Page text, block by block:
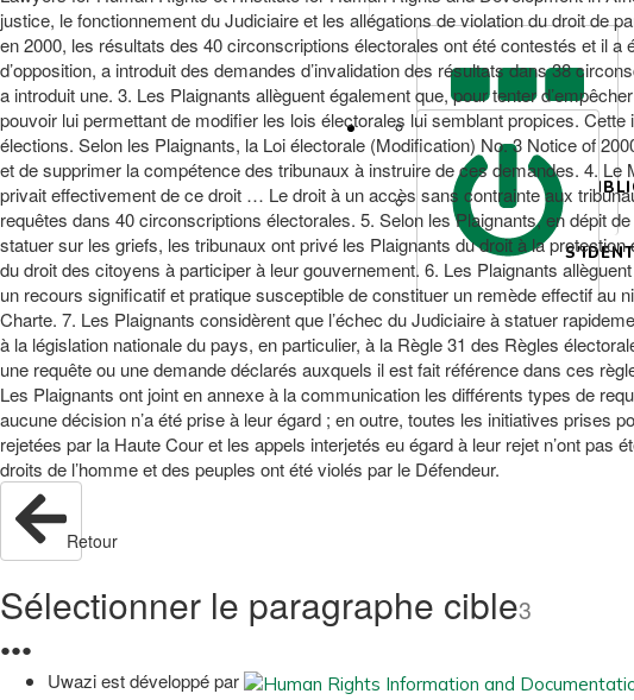
justice, le fonctionnement du Judiciaire et les allégations de violation du droit de
en 2000, les résultats des 40 circonscriptions électorales ont été contestés et il
d’opposition, a introduit des demandes d’invalidation des résultats dans 38
a introduit une. 3. Les Plaignants allèguent également que, pour tenter
pouvoir lui permettant de modifier les lois électorales lui semblant propices.
élections. Selon les Plaignants, la Loi électorale (Modification) No. 3 Notice of
et de supprimer la compétence des tribunaux à instruire de ces demandes. 4.
privait effectivement de ce droit … Le droit à un accès sans contrainte aux
requêtes dans 40 circonscriptions électorales. 5. Selon les Plaignants, en dépit
statuer sur les griefs, les tribunaux ont privé les Plaignants du droit à la
du droit des citoyens à participer à leur gouvernement. 6. Les Plaignants
un recours significatif et pratique susceptible de constituer un remède effectif au
Charte. 7. Les Plaignants considèrent que l’échec du Judiciaire à statuer
à la législation nationale du pays, en particulier, à la Règle 31 des Règles
une requête ou une demande déclarés auxquels il est fait référence dans ces
Les Plaignants ont joint en annexe à la communication les différents types de
aucune décision n’a été prise à leur égard ; en outre, toutes les initiatives prises
rejetées par la Haute Cour et les appels interjetés eu égard à leur rejet n’ont
droits de l’homme et des peuples ont été violés par le Défendeur.
Retour
Sélectionner le paragraphe cible3
●●●
Uwazi est développé par